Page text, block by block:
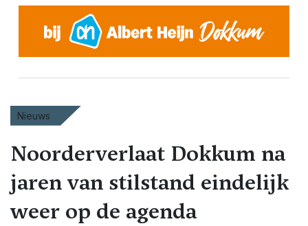
Nieuws
Noorderverlaat Dokkum na
jaren van stilstand eindelijk
weer op de agenda